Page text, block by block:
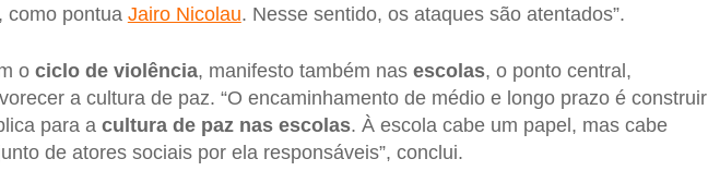
como pontua Jairo Nicolau. Nesse sentido, os ataques são atentados”.
o ciclo de violência, manifesto também nas escolas, o ponto central,
a cultura de paz. “O encaminhamento de médio e longo prazo é construir
para a cultura de paz nas escolas. À escola cabe um papel, mas cabe
de atores sociais por ela responsáveis”, conclui.